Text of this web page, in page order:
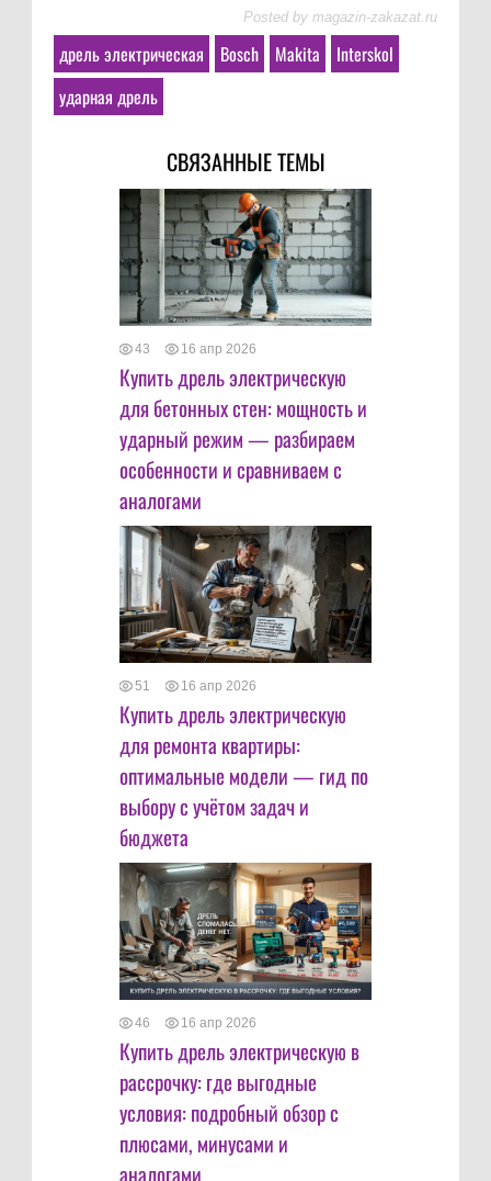
Posted by magazin-zakazat.ru
дрель электрическая Bosch Makita
Interskol
ударная дрель
СВЯЗАННЫЕ ТЕМЫ
43 16 апр 2026
Купить дрель электрическую
для бетонных стен: мощность и
ударный режим — разбираем
особенности и сравниваем с
аналогами
51 16 апр 2026
Купить дрель электрическую
для ремонта квартиры:
оптимальные модели — гид по
выбору с учётом задач и
бюджета
46 16 апр 2026
Купить дрель электрическую в
рассрочку: где выгодные
условия: подробный обзор с
плюсами, минусами и
аналогами